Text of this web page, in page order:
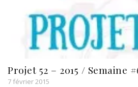
Projet 52 – 2015 / Semaine
7 février 2015